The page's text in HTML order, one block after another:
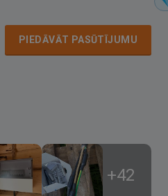
PIEDĀVĀT PASŪTĪJUMU
+42